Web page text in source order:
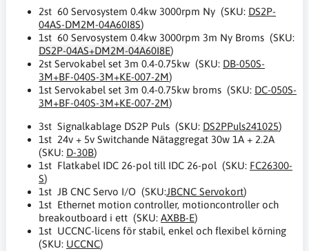
2st 60 Servosystem 0.4kw 3000rpm Ny (SKU: DS2P-
04AS-DM2M-04A60I8S)
1st 60 Servosystem 0.4kw 3000rpm 3m Ny Broms (SKU:
DS2P-04AS+DM2M-04A60I8E)
2st Servokabel set 3m 0.4-0.75kw (SKU: DB-050S-
3M+BF-040S-3M+KE-007-2M)
1st Servokabel set 3m 0.4-0.75kw broms (SKU: DC-050S-
3M+BF-040S-3M+KE-007-2M)
3st Signalkablage DS2P Puls (SKU: DS2PPuls241025)
1st 24v + 5v Switchande Nätaggregat 30w 1A + 2.2A
(SKU: D-30B)
1st Flatkabel IDC 26-pol till IDC 26-pol (SKU: FC26300-
S)
1st JB CNC Servo I/O (SKU:JBCNC Servokort)
1st Ethernet motion controller, motioncontroller och
breakoutboard i ett (SKU: AXBB-E)
1st UCCNC-licens för stabil, enkel och flexibel körning
(SKU: UCCNC)